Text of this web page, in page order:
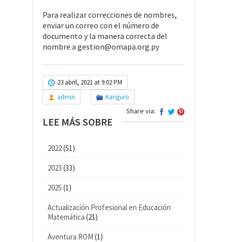
Para realizar correcciones de nombres,
enviar un correo con el número de
documento y la manera correcta del
nombre a gestion@omapa.org.py
23 abril, 2021 at 9:02 PM
admin
Kanguro
Share via:
LEE MÁS SOBRE
2022(51)
2023 (33)
2025 (1)
Actualización Profesional en Educación
Matemática (21)
Aventura ROM (1)